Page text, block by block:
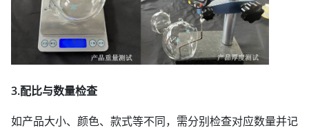
3.配比与数量检查
如产品大小、颜色、款式等不同，需分别检查对应数量并记